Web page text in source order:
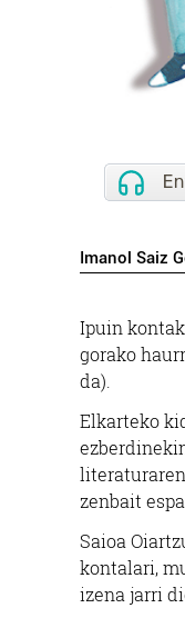
Imanol Saiz
Ipuin
gorako
da).
Elkarteko
zenbait
Saioa
kontalari,
izena jarri